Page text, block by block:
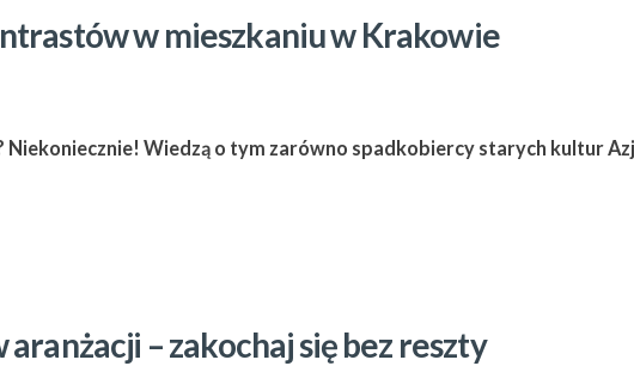
w mieszkaniu w Krakowie
Niekoniecznie! Wiedzą o tym zarówno spadkobiercy starych kultur
– zakochaj się bez reszty